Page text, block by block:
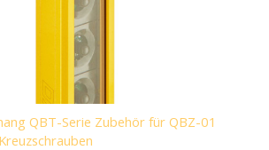
QBT-Serie Zubehör für QBZ-01